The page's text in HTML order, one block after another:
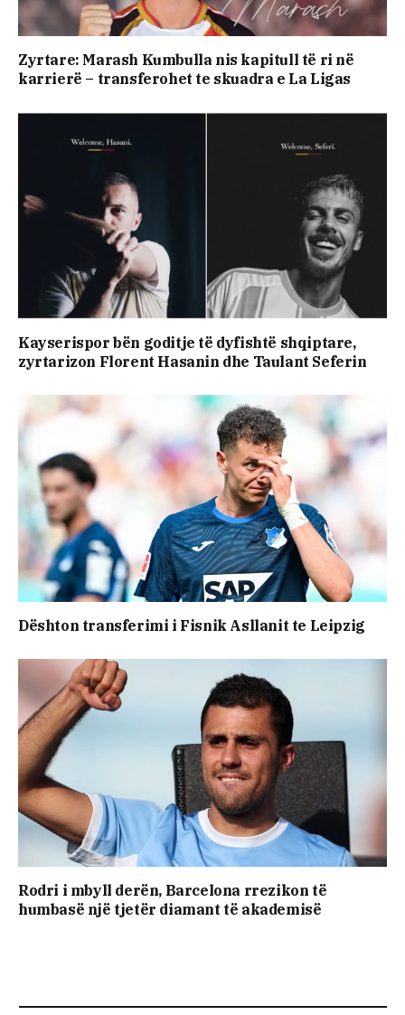
Zyrtare: Marash Kumbulla nis kapitull të ri në
karrierë – transferohet te skuadra e La Ligas
Kayserispor bën goditje të dyfishtë shqiptare,
zyrtarizon Florent Hasanin dhe Taulant Seferin
Dështon transferimi i Fisnik Asllanit te Leipzig
Rodri i mbyll derën, Barcelona rrezikon të
humbasë një tjetër diamant të akademisë